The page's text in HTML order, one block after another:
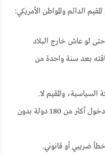
الدائم والمواطن الأمريكي:
حتى لو عاش خارج البلاد
بعد سنة واحدة من
السياسية، والمقيم لا.
المواطن يحمل جواز سفر يتيح له دخول أكثر من 180 دولة بدون
ضريبي أو قانوني.